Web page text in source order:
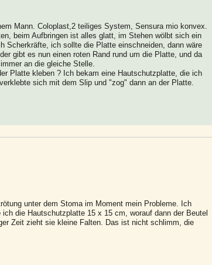
Mann. Coloplast,2 teiliges System, Sensura mio konvex.
beim Aufbringen ist alles glatt, im Stehen wölbt sich ein
Scherkräfte, ich sollte die Platte einschneiden, dann wäre
gibt es nun einen roten Rand rund um die Platte, und da
an die gleiche Stelle.
Platte kleben ? Ich bekam eine Hautschutzplatte, die ich
sich mit dem Slip und "zog" dann an der Platte.
unter dem Stoma im Moment mein Probleme. Ich
die Hautschutzplatte 15 x 15 cm, worauf dann der Beutel
Zeit zieht sie kleine Falten. Das ist nicht schlimm, die